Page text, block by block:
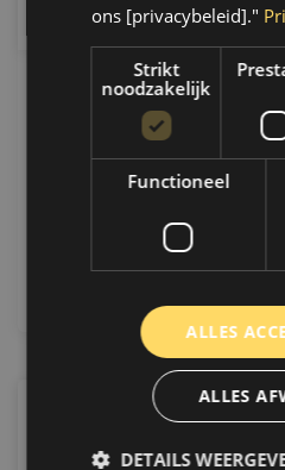
8 Juni 2026
MécaTech Additieven:
Motorprestaties en
Ontdek alles over MécaTech
brandstofreinigers en
prestaties, verlaag verbruik
ons [privacybeleid]."
Strikt
noodzakelijk
Functioneel
ALLES
ALLES
DETAILS